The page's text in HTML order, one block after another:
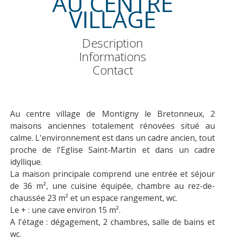
VILLAGE
Description
Informations
Contact
Au centre village de Montigny le Bretonneux, 2
maisons anciennes totalement rénovées situé au
calme. L'environnement est dans un cadre ancien, tout
proche de l'Eglise Saint-Martin et dans un cadre
idyllique.
La maison principale comprend une entrée et séjour
de 36 m², une cuisine équipée, chambre au rez-de-
chaussée 23 m² et un espace rangement, wc.
Le + : une cave environ 15 m².
A l'étage : dégagement, 2 chambres, salle de bains et
wc.